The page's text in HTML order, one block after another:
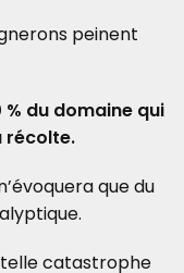
peinent
du domaine qui
récolte.
que du
telle catastrophe